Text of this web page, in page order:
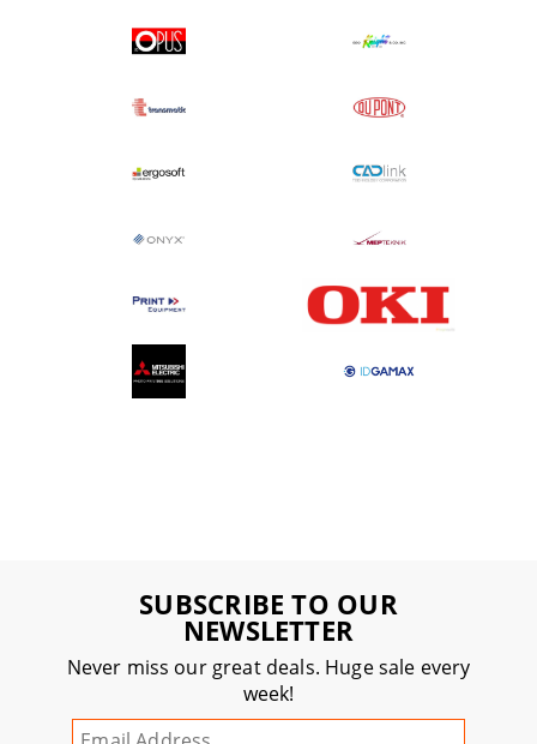
SUBSCRIBE TO OUR
NEWSLETTER
Never miss our great deals. Huge sale every
week!